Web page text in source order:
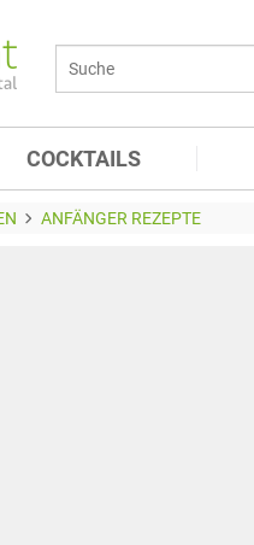
COCKTAILS
ANFÄNGER REZEPTE